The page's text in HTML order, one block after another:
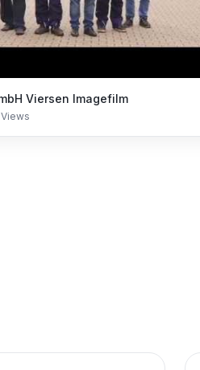
Speed GmbH Viersen Imagefilm
Views